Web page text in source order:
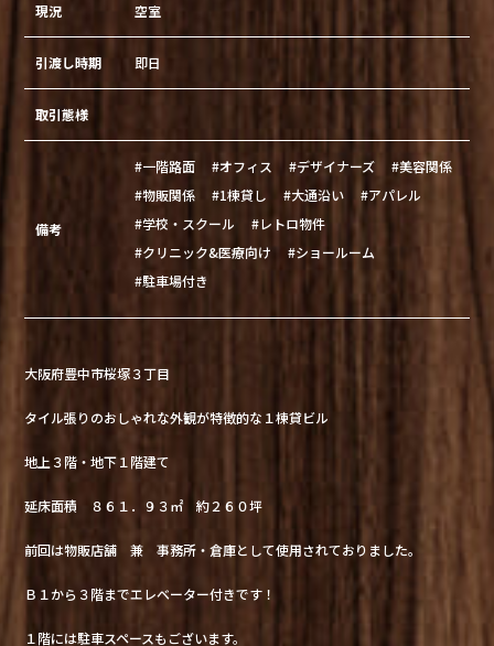
現況 空室
引渡し時期 即日
取引態様
備考
#一階路面 #オフィス #デザイナーズ
#美容関係
#物販関係
#1棟貸し #大通沿い
#アパレル
#学校・スクール
#レトロ物件
#クリニック&医療向け
#ショールーム
#駐車場付き
大阪府豊中市桜塚３丁目
タイル張りのおしゃれな外観が特徴的な１棟貸ビル
地上３階・地下１階建て
延床面積 ８６１．９３㎡ 約２６０坪
前回は物販店舗 兼 事務所・倉庫として使用されておりました。
Ｂ１から３階までエレベーター付きです！
１階には駐車スペースもございます。